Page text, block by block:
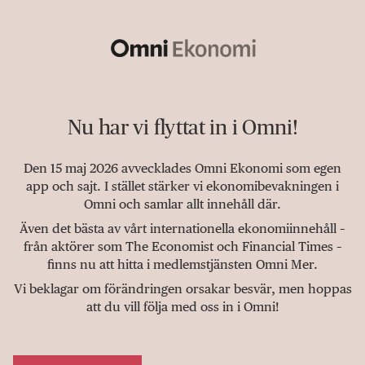
Nu har vi flyttat in i Omni!
Den 15 maj 2026 avvecklades Omni Ekonomi som egen
app och sajt. I stället stärker vi ekonomibevakningen i
Omni och samlar allt innehåll där.
Även det bästa av vårt internationella ekonomiinnehåll –
från aktörer som The Economist och Financial Times –
finns nu att hitta i medlemstjänsten Omni Mer.
Vi beklagar om förändringen orsakar besvär, men hoppas
att du vill följa med oss in i Omni!